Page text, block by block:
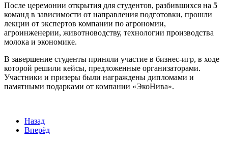
После церемонии открытия для студентов, разбившихся на 5
команд в зависимости от направления подготовки, прошли
лекции от экспертов компании по агрономии,
агроинженерии, животноводству, технологии производства
молока и экономике.
В завершение студенты приняли участие в бизнес-игр, в ходе
которой решили кейсы, предложенные организаторами.
Участники и призеры были награждены дипломами и
памятными подарками от компании «ЭкоНива».
Назад
Вперёд